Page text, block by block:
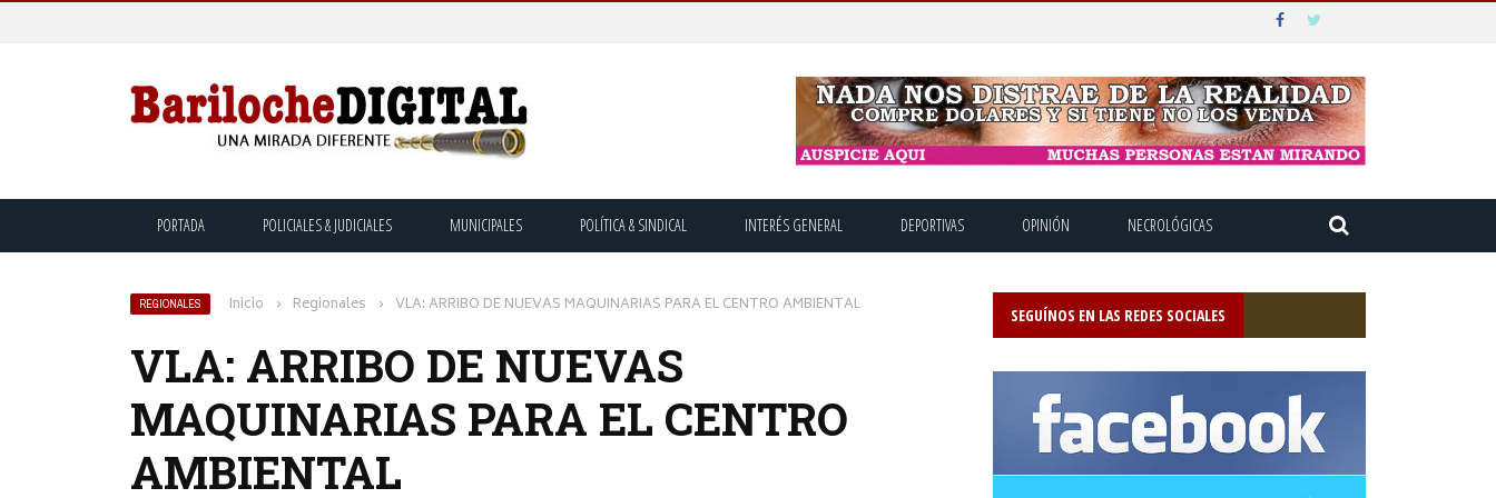
PORTADA POLICIALES & JUDICIALES MUNICIPALES POLÍTICA & SINDICAL INTERÉS GENERAL DEPORTIVAS OPINIÓN NECROLÓGICAS
REGIONALES Inicio › Regionales › VLA: ARRIBO DE NUEVAS MAQUINARIAS PARA EL CENTRO AMBIENTAL
VLA: ARRIBO DE NUEVAS
MAQUINARIAS PARA EL CENTRO
AMBIENTAL
SEGUÍNOS EN LAS REDES SOCIALES